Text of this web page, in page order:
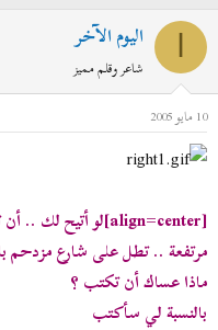
ئ
ل
م
و
ع
خ
ل
اليوم الآخر
شاعر وقلم مميز
10 مايو 2005
[align=center]
لو أتيح لك ..
مرتفعة .. تطل على شارع مزدحم
ماذا عساك أن تكتب ؟
بالنسبة لي سأكتب